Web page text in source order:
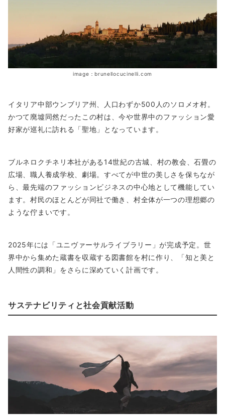
image：brunellocucinelli.com
イタリア中部ウンブリア州、人口わずか500人のソロメオ村。
かつて廃墟同然だったこの村は、今や世界中のファッション愛
好家が巡礼に訪れる「聖地」となっています。
ブルネロクチネリ本社がある14世紀の古城、村の教会、石畳の
広場、職人養成学校、劇場。すべてが中世の美しさを保ちなが
ら、最先端のファッションビジネスの中心地として機能してい
ます。村民のほとんどが同社で働き、村全体が一つの理想郷の
ような佇まいです。
2025年には「ユニヴァーサルライブラリー」が完成予定。世
界中から集めた蔵書を収蔵する図書館を村に作り、「知と美と
人間性の調和」をさらに深めていく計画です。
サステナビリティと社会貢献活動